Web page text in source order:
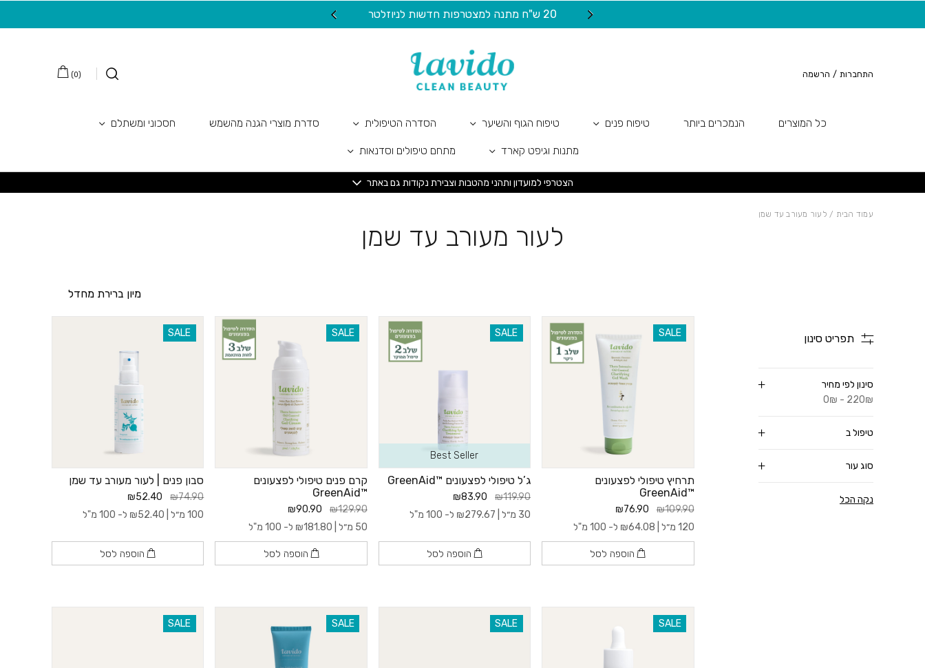
20 ש"ח מתנה למצטרפות חדשות לניוזלטר
(
0
) התחברות / הרשמה
כל המוצרים הנמכרים ביותר טיפוח פנים טיפוח הגוף והשיער הסדרה הטיפולית סדרת מוצרי הגנה מהשמש חסכוני ומשתלם
מתנות וגיפט קארד מתחם טיפולים וסדנאות
הצטרפי למועדון ותהני מהטבות וצבירת נקודות גם באתר
עמוד הבית / לעור מעורב עד שמן
לעור מעורב עד שמן
תפריט סינון
סינון לפי מחיר
0₪ - 220₪
טיפול ב
סוג עור
נקה הכל
SALE
תרחיץ טיפולי לפצעונים
™GreenAid
₪109.90
₪76.90
120 מ״ל |
₪64.08 ל- 100 מ"ל
הוספה לסל
SALE
Best Seller
ג’ל טיפולי לפצעונים ™GreenAid
₪119.90
₪83.90
30 מ״ל |
₪279.67 ל- 100 מ"ל
הוספה לסל
SALE
קרם פנים טיפולי לפצעונים
™GreenAid
₪129.90
₪90.90
50 מ״ל |
₪181.80 ל- 100 מ"ל
הוספה לסל
SALE
סבון פנים | לעור מעורב עד שמן
₪74.90
₪52.40
100 מ״ל |
₪52.40 ל- 100 מ"ל
הוספה לסל
SALE
SALE
SALE
SALE